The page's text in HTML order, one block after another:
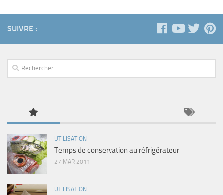
SUIVRE :
UTILISATION
Temps de conservation au réfrigérateur
27 MAR 2011
UTILISATION